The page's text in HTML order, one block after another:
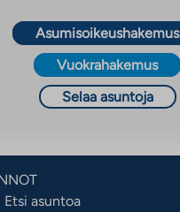
Asumisoikeushakemus
Vuokrahakemus
Selaa asuntoja
Etsi asuntoa